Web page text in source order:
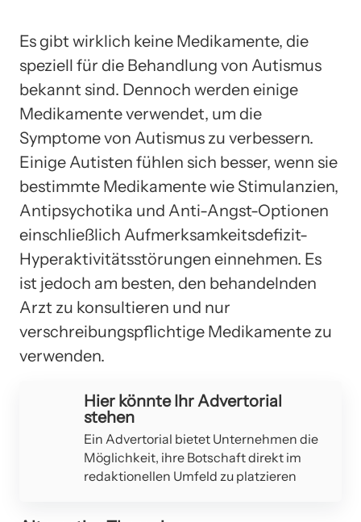
Es gibt wirklich keine Medikamente, die
speziell für die Behandlung von Autismus
bekannt sind. Dennoch werden einige
Medikamente verwendet, um die
Symptome von Autismus zu verbessern.
Einige Autisten fühlen sich besser, wenn sie
bestimmte Medikamente wie Stimulanzien,
Antipsychotika und Anti-Angst-Optionen
einschließlich Aufmerksamkeitsdefizit-
Hyperaktivitätsstörungen einnehmen. Es
ist jedoch am besten, den behandelnden
Arzt zu konsultieren und nur
verschreibungspflichtige Medikamente zu
verwenden.
Hier könnte Ihr Advertorial
stehen
Ein Advertorial bietet Unternehmen die
Möglichkeit, ihre Botschaft direkt im
redaktionellen Umfeld zu platzieren